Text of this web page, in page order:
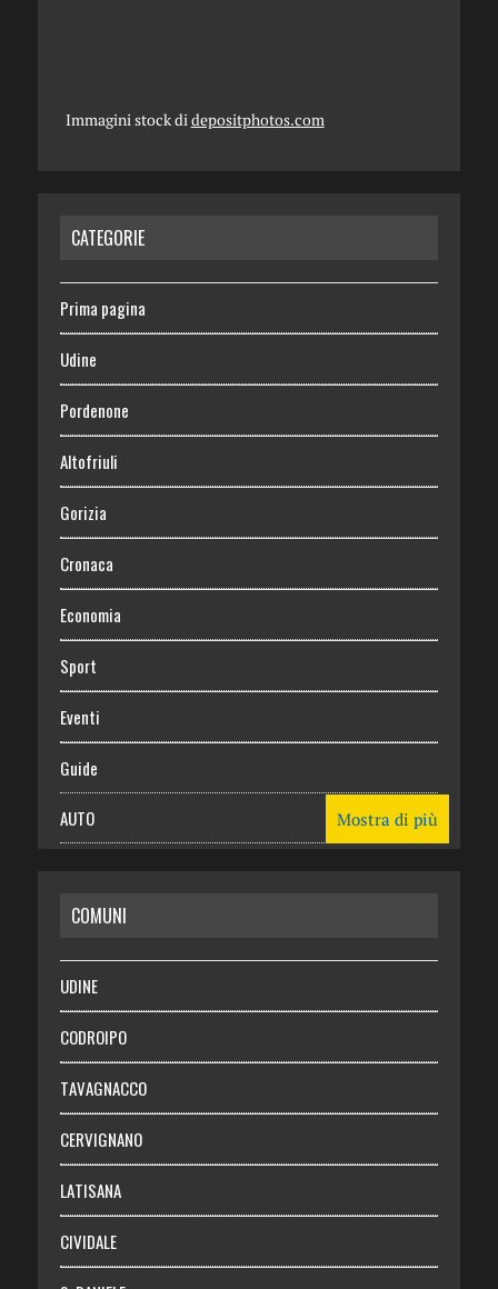
Immagini stock di depositphotos.com
CATEGORIE
Prima pagina
Udine
Pordenone
Altofriuli
Gorizia
Cronaca
Economia
Sport
Eventi
Guide
AUTO
RISPARMIO
SALUTE
Necrologie
Chi siamo
Abbonati
Login
Mostra di più
COMUNI
UDINE
CODROIPO
TAVAGNACCO
CERVIGNANO
LATISANA
CIVIDALE